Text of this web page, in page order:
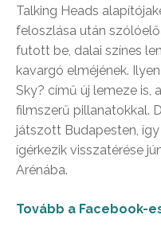
Talking Heads
feloszlása után
futott be, dalai színes
kavargó elméjének.
Sky? című új lemeze is,
filmszerű pillanatokkal.
játszott Budapesten,
ígérkezik visszatérése
Arénába.
Tovább a Facebook-